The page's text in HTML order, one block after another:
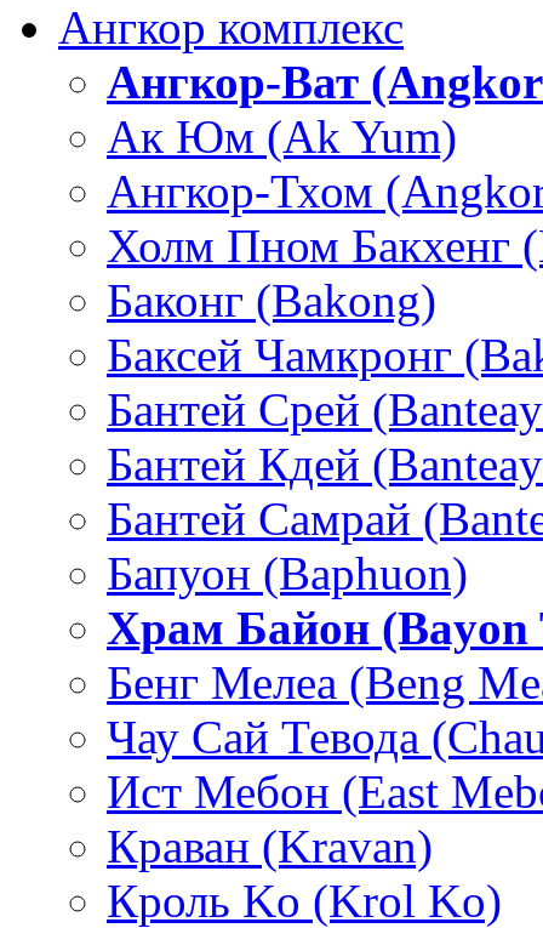
Ангкор комплекс
Ангкор-Ват
Ак Юм (Ak Yum)
Ангкор-Тхом
Холм Пном Бакхенг
Баконг (Bakong)
Баксей Чамкронг
Бантей Срей
Бантей Кдей
Бантей Самрай
Бапуон (Baphuon)
Храм Байон (Bayon
Бенг Мелеа (Beng
Чау Сай Тевода
Ист Мебон (East
Краван (Kravan)
Кроль Ko (Krol Ko)